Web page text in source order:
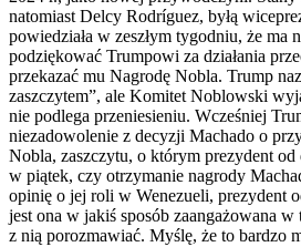
natomiast Delcy Rodríguez, byłą
powiedziała w zeszłym tygodniu, że ma
podziękować Trumpowi za działania
przekazać mu Nagrodę Nobla. Trump
zaszczytem”, ale Komitet Noblowski
nie podlega przeniesieniu. Wcześniej
niezadowolenie z decyzji Machado o
Nobla, zaszczytu, o którym prezydent od
w piątek, czy otrzymanie nagrody
opinię o jej roli w Wenezueli, prezydent
jest ona w jakiś sposób zaangażowana w
z nią porozmawiać. Myślę, że to bardzo